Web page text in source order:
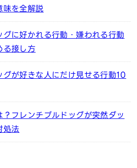
味を全解説
グに好かれる行動・嫌われる行動
る接し方
グが好きな人にだけ見せる行動10
？フレンチブルドッグが突然ダッ
処法